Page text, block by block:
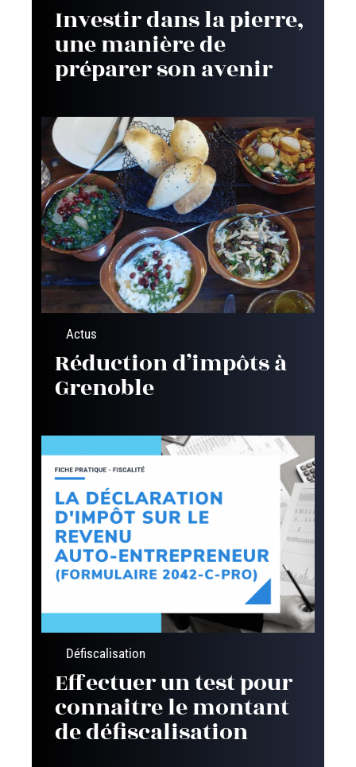
Investir dans la pierre,
une manière de
préparer son avenir
Actus
Réduction d’impôts à
Grenoble
Défiscalisation
Effectuer un test pour
connaitre le montant
de défiscalisation